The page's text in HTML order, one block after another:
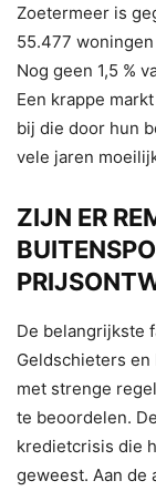
Zoetermeer is
55.477
Nog geen 1,5 %
Een krappe
bij die door hun
vele jaren
ZIJN ER
De belangrijkste
Geldschieters
met strenge
te beoordelen.
kredietcrisis die
geweest. Aan de